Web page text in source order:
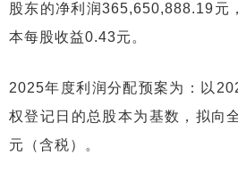
股东的净利润365,650,888.19元
本每股收益0.43元。
2025年度利润分配预案为：以
权登记日的总股本为基数，拟向
元（含税）。